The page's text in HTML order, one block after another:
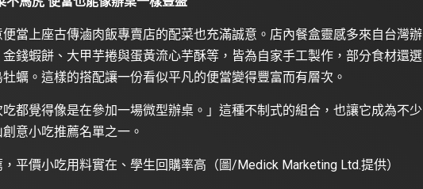
當上座古傳滷肉飯專賣店的配菜也充滿誠意。店內餐盒靈感多來自台灣辦
錢蝦餅、大甲芋捲與蛋黃流心芋酥等，皆為自家手工製作，部分食材還選
蠣。這樣的搭配讓一份看似平凡的便當變得豐富而有層次。
都覺得像是在參加一場微型辦桌。」這種不制式的組合，也讓它成為不少
意小吃推薦名單之一。
平價小吃用料實在、學生回購率高（圖/Medick Marketing Ltd.提供）